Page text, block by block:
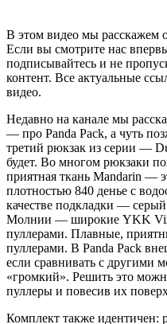
В этом видео мы расскажем
Если вы смотрите нас
подписывайтесь и не
контент. Все актуальные
видео.
Недавно на канале мы
— про Panda Pack, а чуть
третий рюкзак из серии —
будет. Во многом рюкзаки
приятная ткань Mandarin —
плотностью 840 денье с
качестве подкладки —
Молнии — широкие YKK
пуллерами. Плавные,
пуллерами. В Panda Pack
если сравнивать с другими
«громкий». Решить это
пуллеры и повесив их
Комплект также идентичен: